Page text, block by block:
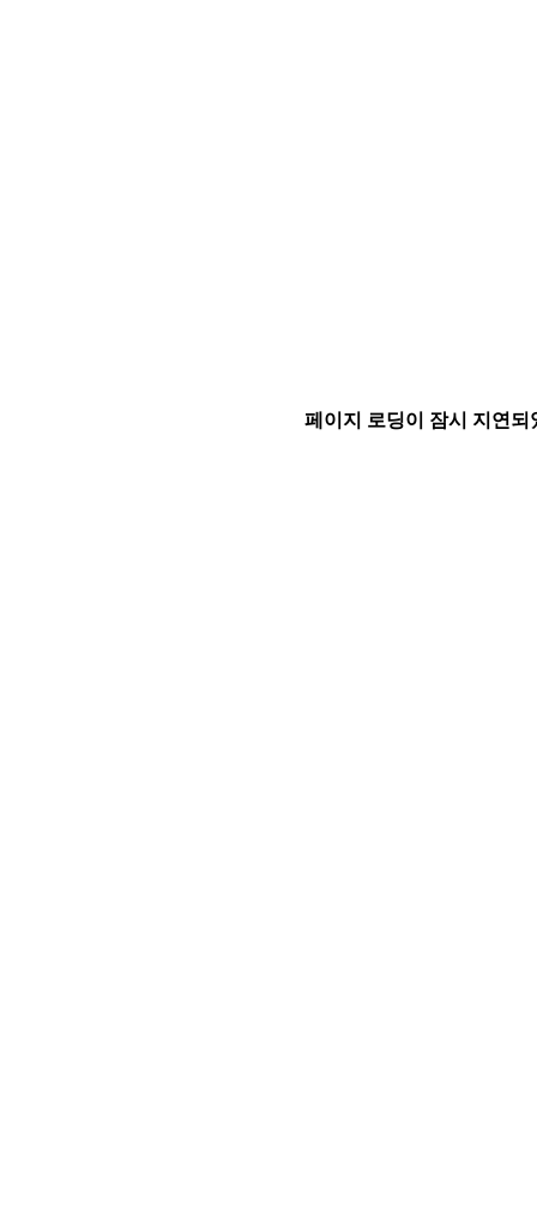
페이지 로딩이 잠시 지연